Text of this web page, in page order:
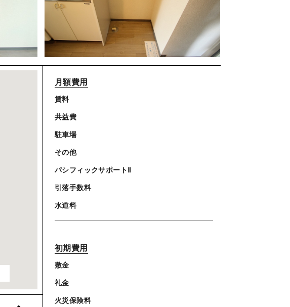
月額費用
賃料
共益費
駐車場
その他
パシフィックサポートⅡ
引落手数料
水道料
初期費用
敷金
礼金
火災保険料